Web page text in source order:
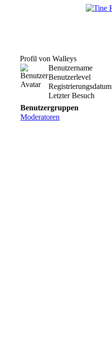
Profil von Walleys
Benutzername
Benutzerlevel
Registrierungsdatum
Letzter Besuch
Benutzergruppen
Moderatoren